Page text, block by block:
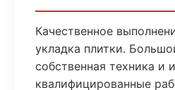
Качественное
укладка плитки.
собственная техника и
квалифицированные